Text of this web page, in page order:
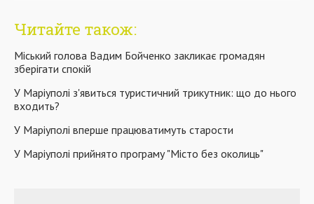
Читайте також:
Міський голова Вадим Бойченко закликає громадян
зберігати спокій
У Маріуполі з'явиться туристичний трикутник: що до нього
входить?
У Маріуполі вперше працюватимуть старости
У Маріуполі прийнято програму "Місто без околиць"